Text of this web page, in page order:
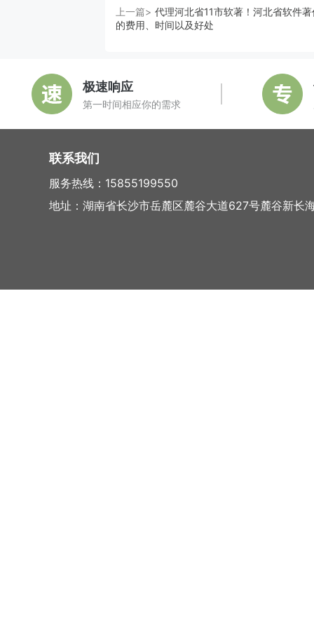
上一篇> 代理河北省11市软著！河北省软件
的费用、时间以及好处
极速响应
第一时间相应你的需求
联系我们
服务热线：15855199550
地址：湖南省长沙市岳麓区麓谷大道627号麓谷新长